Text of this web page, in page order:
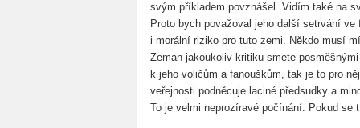
svým příkladem povznášel. Vidím také na
Proto bych považoval jeho další setrvání
i morální riziko pro tuto zemi. Někdo musí
Zeman jakoukoliv kritiku smete
k jeho voličům a fanouškům, tak je to pro
veřejnosti podněcuje laciné předsudky a
To je velmi neprozíravé počínání. Pokud